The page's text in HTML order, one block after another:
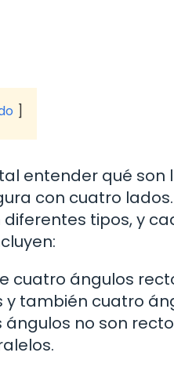
entender qué son
con cuatro
tipos, y
cuatro ángulos
y también cuatro
ángulos no son